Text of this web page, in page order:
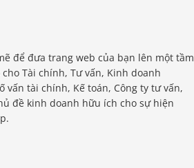
để đưa trang web của bạn lên một tầm
Tài chính, Tư vấn, Kinh doanh
tài chính, Kế toán, Công ty tư vấn,
đề kinh doanh hữu ích cho sự hiện